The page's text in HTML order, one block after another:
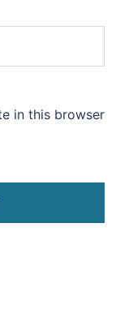
in this browser